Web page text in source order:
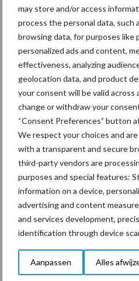
may store and/or access
process the personal data, such
browsing data, for purposes like
personalized ads and content,
effectiveness, analyzing
geolocation data, and product
your consent will be valid across
change or withdraw your
“Consent Preferences” button
We respect your choices and
with a transparent and secure
third-party vendors are
purposes and special features:
information on a device,
advertising and content
and services development,
identification through device
Aanpassen Alles
Bron:Groen Kennisnet
Aanbevolen voor
markt
Tien
een
“Vraag
Polen